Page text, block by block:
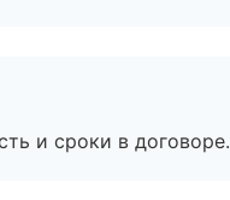
и сроки в договоре.